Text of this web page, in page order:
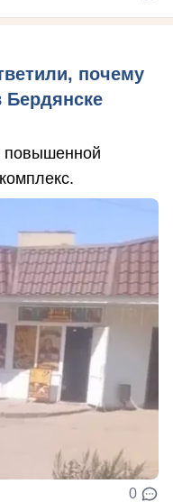
почему
Бердянске
повышенной
0